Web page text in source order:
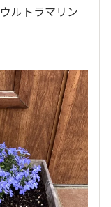
ルトラマリン